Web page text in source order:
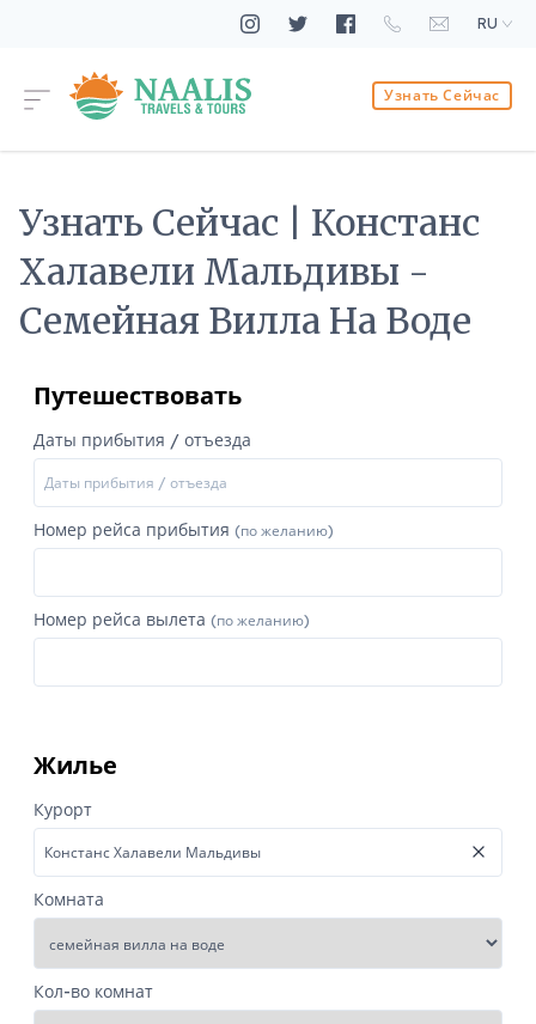
RU
Узнать Сейчас
Узнать Сейчас | Констанс
Халавели Мальдивы -
Семейная Вилла На Воде
Путешествовать
Даты прибытия / отъезда
Номер рейса прибытия (по желанию)
Номер рейса вылета (по желанию)
Жилье
Курорт
Комната
Кол-во комнат